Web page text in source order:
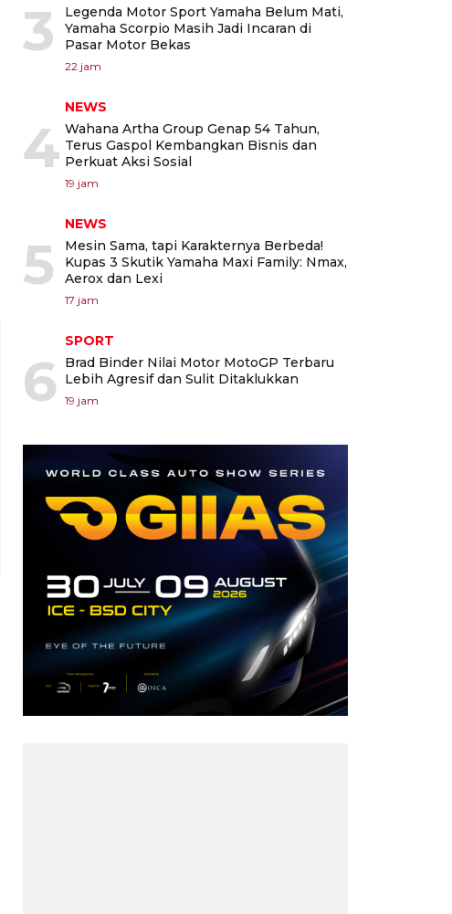
3
Legenda Motor Sport Yamaha Belum Mati,
Yamaha Scorpio Masih Jadi Incaran di
Pasar Motor Bekas
22 jam
4
NEWS
Wahana Artha Group Genap 54 Tahun,
Terus Gaspol Kembangkan Bisnis dan
Perkuat Aksi Sosial
19 jam
5
NEWS
Mesin Sama, tapi Karakternya Berbeda!
Kupas 3 Skutik Yamaha Maxi Family: Nmax,
Aerox dan Lexi
17 jam
6
SPORT
Brad Binder Nilai Motor MotoGP Terbaru
Lebih Agresif dan Sulit Ditaklukkan
19 jam